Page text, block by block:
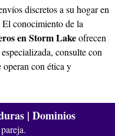
discretos a su hogar en
conocimiento de la
en Storm Lakeofrecen
consulte con
operan con ética y
| Dominios